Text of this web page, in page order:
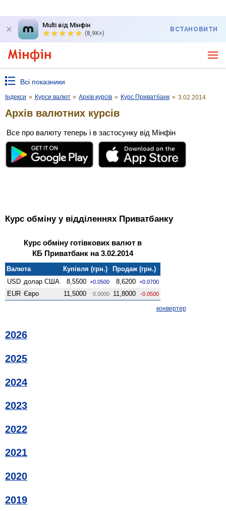
Multi від Мінфін
(8,9K+)
ВСТАНОВИТИ
Всі показники
Індекси » Курси валют » Архів курсів » Курс Приватбанк » 3.02.2014
Архів валютних курсів
Все про валюту теперь і в застосунку від Мінфін
Курс обміну у відділеннях Приватбанку
Курс обміну готівкових валют в
КБ Приватбанк на 3.02.2014
Валюта Купівля (грн.)
Продаж (грн.)
USD долар США 8,5500 +0.0500 8,6200 +0.0700
EUR Євро 11,5000 0.0000 11,8000 -0.0500
конвертер
2026
2025
2024
2023
2022
2021
2020
2019